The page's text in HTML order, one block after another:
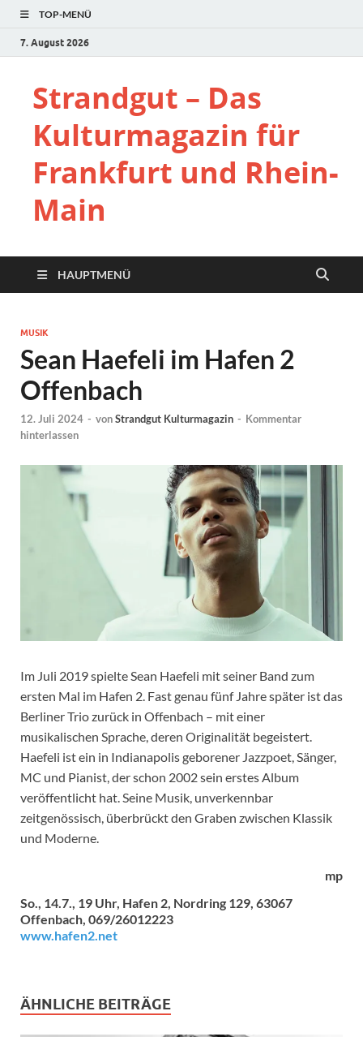
TOP-MENÜ
7. August 2026
Strandgut – Das
Kulturmagazin für
Frankfurt und Rhein-
Main
HAUPTMENÜ
MUSIK
Sean Haefeli im Hafen 2
Offenbach
12. Juli 2024 - vonStrandgut Kulturmagazin - Kommentar
hinterlassen
Im Juli 2019 spielte Sean Haefeli mit seiner Band zum
ersten Mal im Hafen 2. Fast genau fünf Jahre später ist das
Berliner Trio zurück in Offenbach – mit einer
musikalischen Sprache, deren Originalität begeistert.
Haefeli ist ein in Indianapolis geborener Jazzpoet, Sänger,
MC und Pianist, der schon 2002 sein erstes Album
veröffentlicht hat. Seine Musik, unverkennbar
zeitgenössisch, überbrückt den Graben zwischen Klassik
und Moderne.
mp
So., 14.7., 19 Uhr, Hafen 2, Nordring 129, 63067
Offenbach, 069/26012223
www.hafen2.net
ÄHNLICHE BEITRÄGE